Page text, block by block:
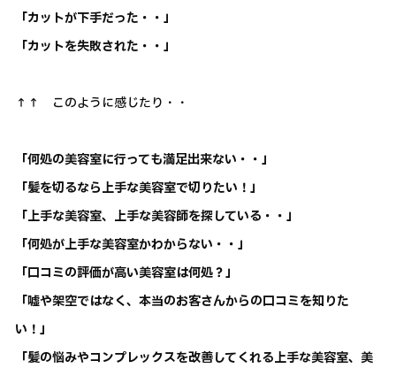
「カットが下手だった・・」
「カットを失敗された・・」
↑↑ このように感じたり・・
「何処の美容室に行っても満足出来ない・・」
「髪を切るなら上手な美容室で切りたい！」
「上手な美容室、上手な美容師を探している・・」
「何処が上手な美容室かわからない・・」
「口コミの評価が高い美容室は何処？」
「嘘や架空ではなく、本当のお客さんからの口コミを知りた
い！」
「髪の悩みやコンプレックスを改善してくれる上手な美容室、美